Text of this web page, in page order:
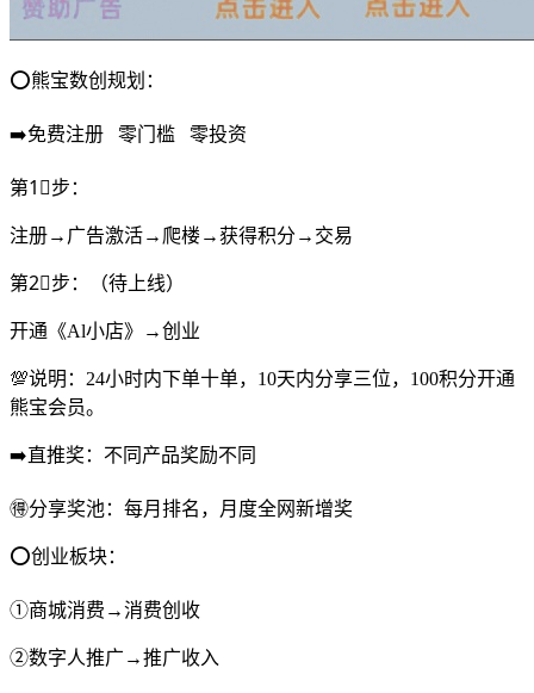
⭕️熊宝数创规划：
➡️免费注册 零门槛 零投资
第1⃣步：
注册→广告激活→爬楼→获得积分→交易
第2⃣步：（待上线）
开通《Al小店》→创业
💯说明：24小时内下单十单，10天内分享三位，100积分开通
熊宝会员。
➡️直推奖：不同产品奖励不同
🉐分享奖池：每月排名，月度全网新增奖
⭕️创业板块：
①商城消费→消费创收
②数字人推广→推广收入